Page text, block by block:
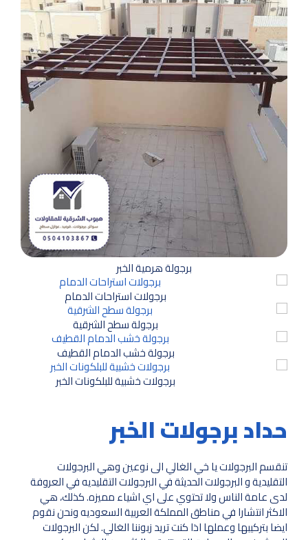
برجولة هرمية الخبر
برجولات استراحات الدمام
برجولة سطح الشرقية
برجولة خشب الدمام القطيف
برجولات خشبية للبلكونات الخبر
حداد برجولات الخبر
تنقسم البرجولات يا خي الغالي الى نوعين وهي البرجولات
التقليدية و البرجولات الحديثة في البرجولات التقليديه في العروفة
لدى عامة الناس ولا تحتوي على اي اشياء مميزه. كذلك، هي
الاكثر انتشارا في مناطق المملكة العربية السعوديه ونحن نقوم
ايضا بتركيبها وعملها اذا كنت تريد زبوننا الغالي. لكن البرجولات